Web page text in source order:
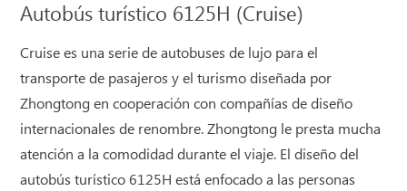
Autobús turístico 6125H (Cruise)
Cruise es una serie de autobuses de lujo para el
transporte de pasajeros y el turismo diseñada por
Zhongtong en cooperación con compañías de diseño
internacionales de renombre. Zhongtong le presta mucha
atención a la comodidad durante el viaje. El diseño del
autobús turístico 6125H está enfocado a las personas